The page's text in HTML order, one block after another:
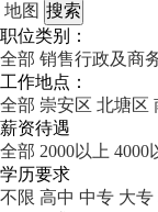
地图
职位类别：
全部 销售行政及商
工作地点：
全部 崇安区 北塘区
薪资待遇
全部 2000以上 4000
学历要求
不限 高中 中专 大专